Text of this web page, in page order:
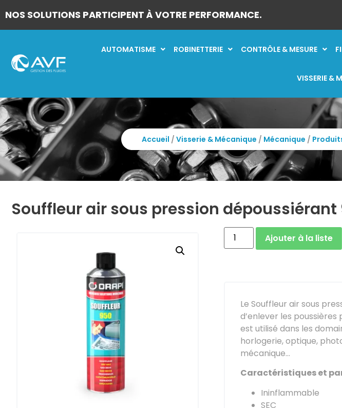
NOS SOLUTIONS PARTICIPENT À VOTRE PERFORMANCE.
AUTOMATISME ROBINETTERIE CONTRÔLE & MESURE
VISSERIE &
Accueil / Visserie & Mécanique / Mécanique /
Souffleur air sous pression dépoussiérant
Ajouter à la liste
Le Souffleur air sous
d’enlever les
est utilisé dans les
horlogerie, optique,
mécanique…
Caractéristiques et
Ininflammable
SEC